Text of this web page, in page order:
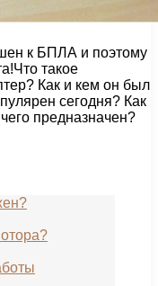
к БПЛА и поэтому
такое
Как и кем он был
сегодня? Как
предназначен?